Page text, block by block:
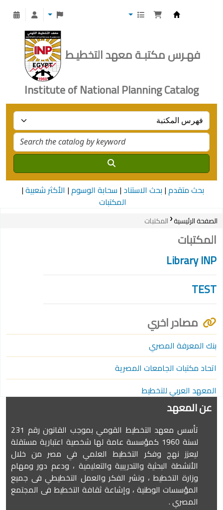
فهـرس مكتبـة معهد التخطيـط
Institute of National Planning Catalog
بحث متقدم بحث الاستناد سحابة الوسوم الأكثر شعبية
المكتبات
الصفحة الرئيسية المكتبات
مصادر اخري
بنك المعرفة المصري
اتحاد مكتبات الجامعات المصرية
المعهد العربي للتخطيط
المكتبات
Library INP
TEST
عن المعهد
تأسس معهد التخطيط القومي بموجب القانون رقم 231
لسنة 1960 كمؤسسة عامة لها شخصية اعتبارية مستقلة
ليعزز نهج وفكر التخطيط العلمي في مصر من خلال
الأنشطة البحثية والتدريبية والتعليمية ، ودعم دور ومهام
وزارة التخطيط ، ونشر الفكر والعمل التخطيطي فى جميع
المؤسسات الوطنية ، وإشاعة ثقافة التخطيط فى المجتمع
المصري .